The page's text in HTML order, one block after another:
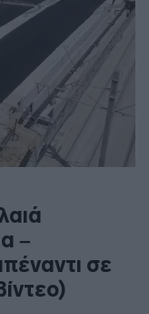
–
σε